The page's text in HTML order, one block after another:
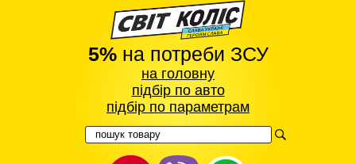
5%на потреби ЗСУ
на головну
підбір по авто
підбір по параметрам